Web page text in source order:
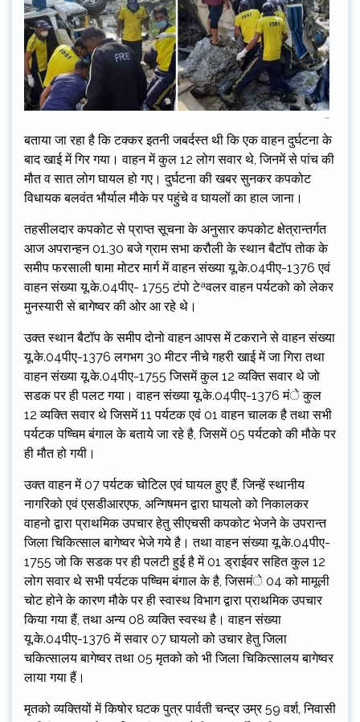
बताया जा रहा है कि टक्कर इतनी जबर्दस्त थी कि एक वाहन दुर्घटना के
बाद खाई में गिर गया। वाहन में कुल 12 लोग सवार थे, जिनमें से पांच की
मौत व सात लोग घायल हो गए। दुर्घटना की खबर सुनकर कपकोट
विधायक बलवंत भौर्याल मौके पर पहुंचे व घायलों का हाल जाना।
तहसीलदार कपकोट से प्राप्त सूचना के अनुसार कपकोट क्षेत्रान्तर्गत
आज अपरान्हन 01.30 बजे ग्राम सभा करौली के स्थान बैटॉप तोक के
समीप फरसाली षामा मोटर मार्ग में वाहन संख्या यू.के.04पीए-1376 एवं
वाहन संख्या यू.के.04पीए- 1755 टंपो टेªवलर वाहन पर्यटको को लेकर
मुनस्यारी से बागेष्वर की ओर आ रहे थे।
उक्त स्थान बैटॉप के समीप दोनो वाहन आपस में टकराने से वाहन संख्या
यू.के.04पीए-1376 लगभग 30 मीटर नीचे गहरी खाई में जा गिरा तथा
वाहन संख्या यू.के.04पीए-1755 जिसमें कुल 12 व्यक्ति सवार थे जो
सडक पर ही पलट गया। वाहन संख्या यू.के.04पीए-1376 मंे कुल
12 व्यक्ति सवार थे जिसमें 11 पर्यटक एवं 01 वाहन चालक है तथा सभी
पर्यटक पष्चिम बंगाल के बताये जा रहे है, जिसमें 05 पर्यटको की मौके पर
ही मौत हो गयी।
उक्त वाहन में 07 पर्यटक चोटिल एवं घायल हुए हैं, जिन्हें स्थानीय
नागरिको एवं एसडीआरएफ, अन्गिषमन द्वारा घायलो को निकालकर
वाहनो द्वारा प्राथमिक उपचार हेतु सीएचसी कपकोट भेजने के उपरान्त
जिला चिकित्साल बागेष्वर भेजे गये है। तथा वाहन संख्या यू.के.04पीए-
1755 जो कि सडक पर ही पलटी हुई है में 01 ड्राईवर सहित कुल 12
लोग सवार थे सभी पर्यटक पष्चिम बंगाल के है, जिसमंे 04 को मामूली
चोट होने के कारण मौके पर ही स्वास्थ विभाग द्वारा प्राथमिक उपचार
किया गया हैं, तथा अन्य 08 व्यक्ति स्वस्थ है। वाहन संख्या
यू.के.04पीए-1376 में सवार 07 घायलो को उचार हेतु जिला
चकित्सालय बागेष्वर तथा 05 मृतको को भी जिला चिकित्सालय बागेष्वर
लाया गया हैं।
मृतको व्यक्तियों में किषोर घटक पुत्र पार्वती चन्द्र उम्र 59 वर्श, निवासी